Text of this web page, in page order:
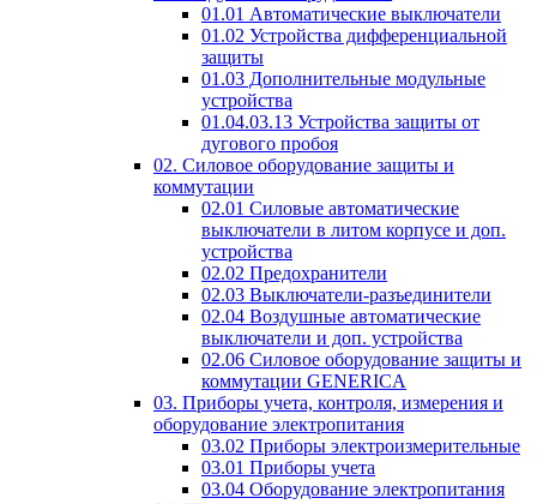
01.01 Автоматические выключатели
01.02 Устройства дифференциальной
защиты
01.03 Дополнительные модульные
устройства
01.04.03.13 Устройства защиты от
дугового пробоя
02. Силовое оборудование защиты и
коммутации
02.01 Силовые автоматические
выключатели в литом корпусе и доп.
устройства
02.02 Предохранители
02.03 Выключатели-разъединители
02.04 Воздушные автоматические
выключатели и доп. устройства
02.06 Силовое оборудование защиты и
коммутации GENERICA
03. Приборы учета, контроля, измерения и
оборудование электропитания
03.02 Приборы электроизмерительные
03.01 Приборы учета
03.04 Оборудование электропитания